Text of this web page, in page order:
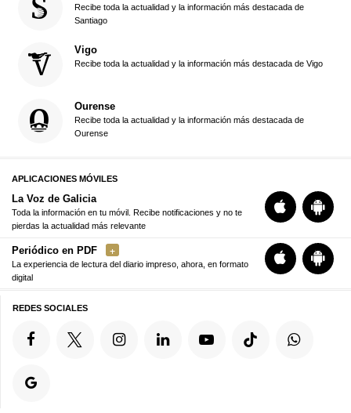
Recibe toda la actualidad y la información más destacada de
Santiago
Vigo
Recibe toda la actualidad y la información más destacada de Vigo
Ourense
Recibe toda la actualidad y la información más destacada de
Ourense
APLICACIONES MÓVILES
La Voz de Galicia
Toda la información en tu móvil. Recibe notificaciones y no te
pierdas la actualidad más relevante
Periódico en PDF
La experiencia de lectura del diario impreso, ahora, en formato
digital
REDES SOCIALES